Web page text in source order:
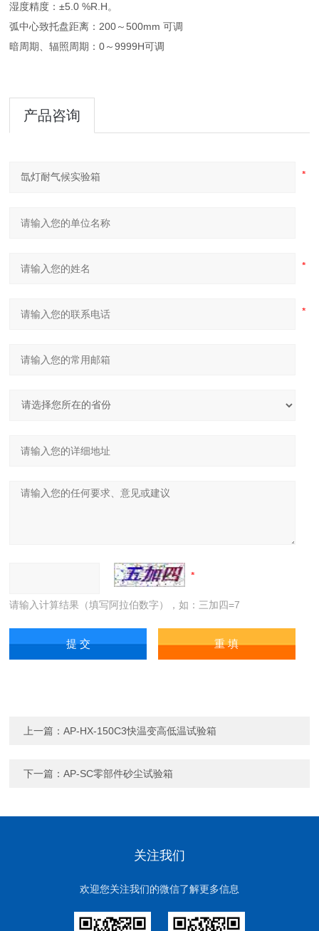
湿度精度：±5.0 %R.H。
弧中心致托盘距离：200～500mm 可调
暗周期、辐照周期：0～9999H可调
产品咨询
请输入计算结果（填写阿拉伯数字），如：三加四=7
上一篇：AP-HX-150C3快温变高低温试验箱
下一篇：AP-SC零部件砂尘试验箱
关注我们
欢迎您关注我们的微信了解更多信息